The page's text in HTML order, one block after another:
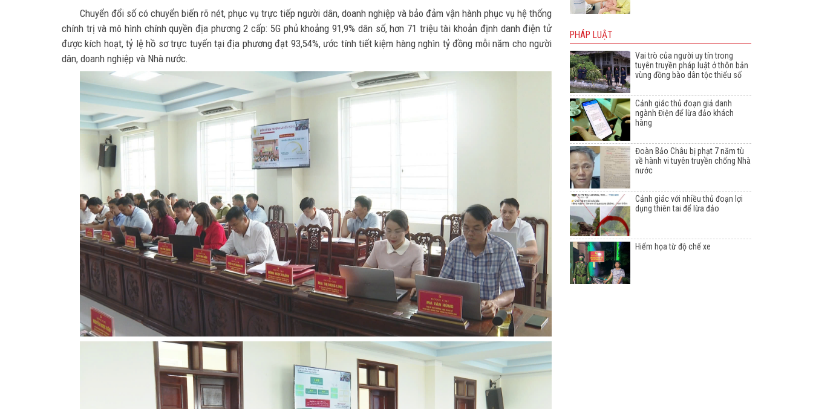
Chuyển đổi số có chuyển biến rõ nét, phục vụ trực tiếp người dân, doanh nghiệp và bảo đảm vận hành phục vụ hệ thống
chính trị và mô hình chính quyền địa phương 2 cấp: 5G phủ khoảng 91,9% dân số, hơn 71 triệu tài khoản định danh điện tử
được kích hoạt, tỷ lệ hồ sơ trực tuyến tại địa phương đạt 93,54%, ước tính tiết kiệm hàng nghìn tỷ đồng mỗi năm cho người
dân, doanh nghiệp và Nhà nước.
PHÁP LUẬT
Vai trò của người uy tín trong
tuyên truyền pháp luật ở thôn bản
vùng đồng bào dân tộc thiểu số
Cảnh giác thủ đoạn giả danh
ngành Điện để lừa đảo khách
hàng
Đoàn Bảo Châu bị phạt 7 năm tù
về hành vi tuyên truyền chống Nhà
nước
Cảnh giác với nhiều thủ đoạn lợi
dụng thiên tai để lừa đảo
Hiểm họa từ độ chế xe